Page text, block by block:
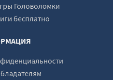
Головоломки
бесплатно